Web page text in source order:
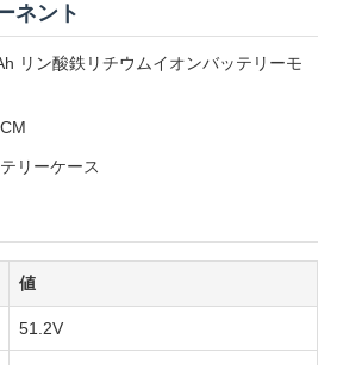
ネント
リン酸鉄リチウムイオンバッテリーモ
リーケース
値
51.2V